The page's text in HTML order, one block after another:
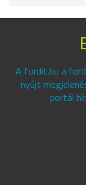
A fordit.hu a
nyújt
portál